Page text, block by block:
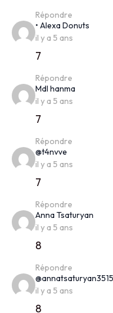
Répondre
• Alexa Donuts
il y a 5 ans
7
Répondre
Mdl hanmasays:
il y a 5 ans
7
Répondre
@t4nvve
il y a 5 ans
7
Répondre
Anna Tsaturyan
il y a 5 ans
8
Répondre
@annatsaturyan3515
il y a 5 ans
8